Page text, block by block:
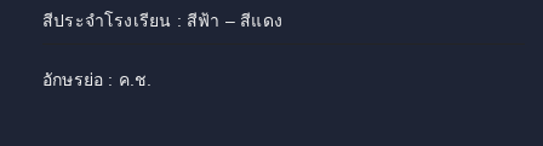
สีประจำโรงเรียน : สีฟ้า – สีแดง
อักษรย่อ : ค.ช.